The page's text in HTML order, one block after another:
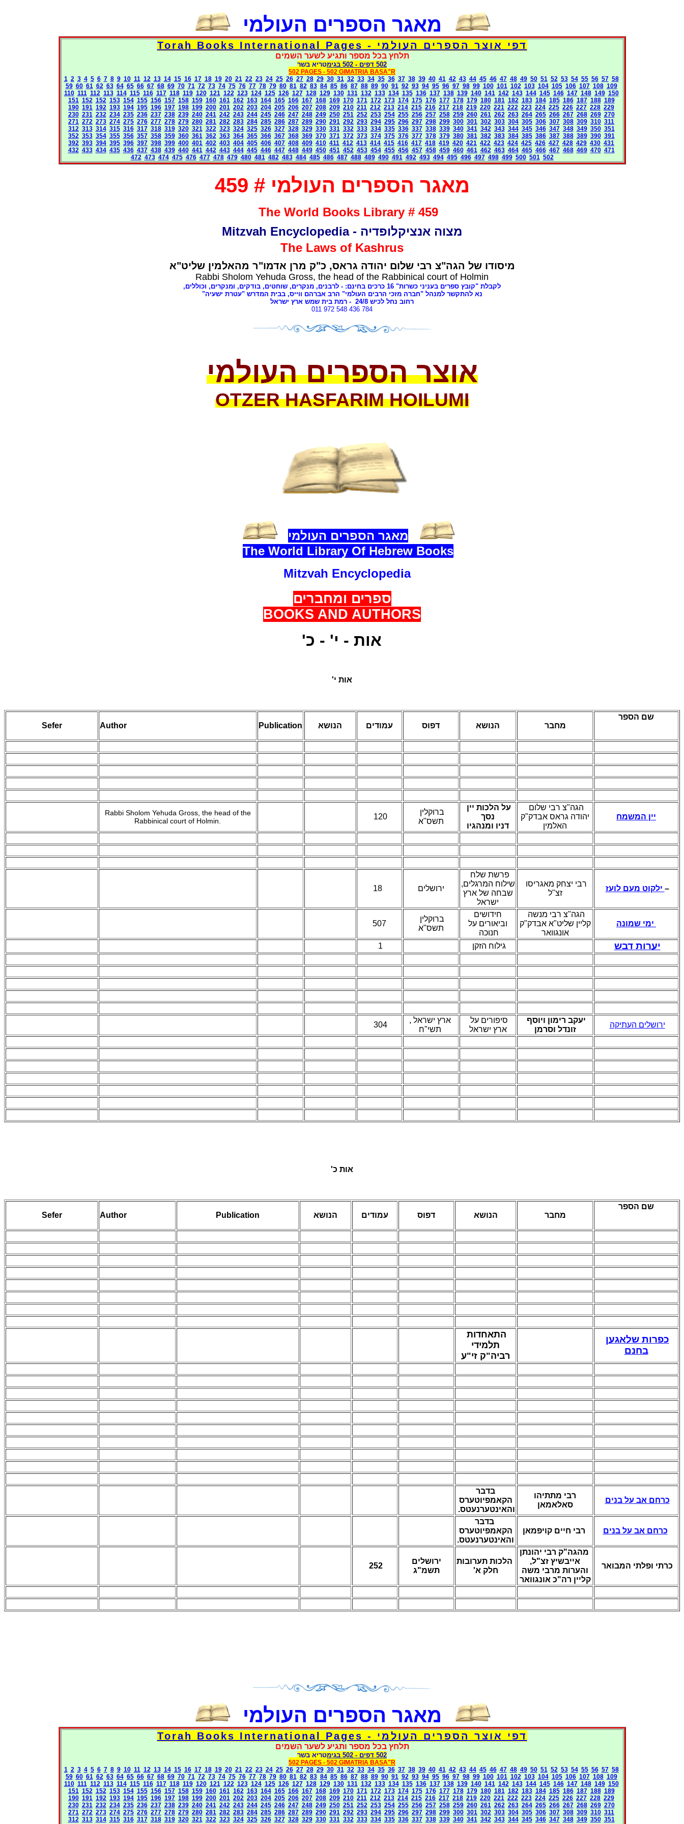
מאגר הספרים העולמי
דפי אוצר הספרים העולמי - Torah Books International Pages
תלחץ בכל מספר ותגיע לשער השמים
502 דפים - 502 בגימטריא בשר
502 PAGES - 502 GIMATRIA BASA"R
1 2 3 4 5 6 7 8 9 10 11 12 13 14 15 16 17 18 19 20 21 22 23 24 25 26 27 28 29 30 31 32 33 34 35 36 37 38 39 40 41 42 43 44 45 46 47 48 49 50 51 52 53 54 55 56 57 58
59 60 61 62 63 64 65 66 67 68 69 70 71 72 73 74 75 76 77 78 79 80 81 82 83 84 85 86 87 88 89 90 91 92 93 94 95 96 97 98 99 100 101 102 103 104 105 106 107 108 109
110 111 112 113 114 115 116 117 118 119 120 121 122 123 124 125 126 127 128 129 130 131 132 133 134 135 136 137 138 139 140 141 142 143 144 145 146 147 148 149 150
151 152 152 153 154 155 156 157 158 159 160 161 162 163 164 165 166 167 168 169 170 171 172 173 174 175 176 177 178 179 180 181 182 183 184 185 186 187 188 189
190 191 192 193 194 195 196 197 198 199 200 201 202 203 204 205 206 207 208 209 210 211 212 213 214 215 216 217 218 219 220 221 222 223 224 225 226 227 228 229
230 231 232 234 235 236 237 238 239 240 241 242 243 244 245 246 247 248 249 250 251 252 253 254 255 256 257 258 259 260 261 262 263 264 265 266 267 268 269 270
271 272 273 274 275 276 277 278 279 280 281 282 283 284 285 286 287 289 290 291 292 293 294 295 296 297 298 299 300 301 302 303 304 305 306 307 308 309 310 311
312 313 314 315 316 317 318 319 320 321 322 323 324 325 326 327 328 329 330 331 332 333 334 335 336 337 338 339 340 341 342 343 344 345 346 347 348 349 350 351
352 353 354 355 356 357 358 359 360 361 362 363 364 365 366 367 368 369 370 371 372 373 374 375 376 377 378 379 380 381 382 383 384 385 386 387 388 389 390 391
392 393 394 395 396 397 398 399 400 401 402 403 404 405 406 407 408 409 410 411 412 413 414 415 416 417 418 419 420 421 422 423 424 425 426 427 428 429 430 431
432 433 434 435 436 437 438 439 440 441 442 443 444 445 446 447 448 449 450 451 452 453 454 455 456 457 458 459 460 461 462 463 464 465 466 467 468 469 470 471
472 473 474 475 476 477 478 479 480 481 482 483 484 485 486 487 488 489 490 491 492 493 494 495 496 497 498 499 500 501 502
מאגר הספרים העולמי # 459
The World Books Library # 459
מצוה אנציקלופדיה - Mitzvah Encyclopedia
The Laws of Kashrus
מיסודו של הגה"צ רבי שלום יהודה גראס, כ"ק מרן אדמו"ר מהאלמין שליט"א
Rabbi Sholom Yehuda Gross, the head of the Rabbinical court of Holmin
לקבלת "קובץ ספרים בעניני כשרות" 16 כרכים בחינם: - לרבנים, מנקרים, שוחטים, בודקים, ומנקרים, וכוללים,
נא להתקשר למנהל "חברה מזכי הרבים העולמי" הרב אברהם ווייס, בבית המדרש "עטרת ישעיה"
רחוב נחל לכיש 24/ 8
- רמת בית שמש ארץ ישראל
011 972 548 436 784
אוצר הספרים העולמי
OTZERHASFARIMHOILUMI
מאגר הספרים העולמי
The World Library Of Hebrew Books
Mitzvah Encyclopedia
ספרים ומחברים
BOOKS AND AUTHORS
אות - י' - כ'
אות י'
Sefer Author Publication הנושא עמודים דפוס הנושא מחבר
שם הספר
Rabbi Sholom Yehuda Gross, the head of the
Rabbinical court of Holmin.
120
תשס"א
על הלכות יין
נסך
דניו ומנהגיו
יהודה גראס אבדק"ק
האלמין
יין המשמח
18 ירושלים
פרשת שלח
שילוח המרגלים,
שבחה של ארץ
ישראל
רבי יצחק מאגריסו
זצ"ל
ילקוט מעם לועז –
507
תשס"א
חידושים
וביאורים על
חנוכה
קליין שליט"א אבדק"ק
אונגוואר
ימי שמונה
1 גילוח הזקן יערות דבש
304
ארץ ישראל ,
תשי"ח
סיפורים על
ארץ ישראל
יעקב רימון ויוסף
זונדל וסרמן
ירושלים העתיקה
אות כ'
Sefer Author Publication הנושא עמודים דפוס הנושא מחבר
שם הספר
התאחדות
תלמידי
רביה"ק זי"ע
כפרות שלאגען
בחנם
בדבר
הקאמפיוטערס
והאינטערנעטס.
רבי מתתיהו
סאלאמאן
כרחם אב על בנים
בדבר
הקאמפיוטערס
והאינטערנעטס.
רבי חיים קויפמאן כרחם אב על בנים
252
ירושלים
תשמ"ג
הלכות תערובות
חלק א'
מהגה"ק רבי יהונתן
אייבשיץ זצ"ל,
והערות מרבי משה
קליין רה"כ אונגוואר
כרתי ופלתי המבואר
מאגר הספרים העולמי
דפי אוצר הספרים העולמי - Torah Books International Pages
תלחץ בכל מספר ותגיע לשער השמים
502 דפים - 502 בגימטריא בשר
502 PAGES - 502 GIMATRIA BASA"R
1 2 3 4 5 6 7 8 9 10 11 12 13 14 15 16 17 18 19 20 21 22 23 24 25 26 27 28 29 30 31 32 33 34 35 36 37 38 39 40 41 42 43 44 45 46 47 48 49 50 51 52 53 54 55 56 57 58
59 60 61 62 63 64 65 66 67 68 69 70 71 72 73 74 75 76 77 78 79 80 81 82 83 84 85 86 87 88 89 90 91 92 93 94 95 96 97 98 99 100 101 102 103 104 105 106 107 108 109
110 111 112 113 114 115 116 117 118 119 120 121 122 123 124 125 126 127 128 129 130 131 132 133 134 135 136 137 138 139 140 141 142 143 144 145 146 147 148 149 150
151 152 152 153 154 155 156 157 158 159 160 161 162 163 164 165 166 167 168 169 170 171 172 173 174 175 176 177 178 179 180 181 182 183 184 185 186 187 188 189
190 191 192 193 194 195 196 197 198 199 200 201 202 203 204 205 206 207 208 209 210 211 212 213 214 215 216 217 218 219 220 221 222 223 224 225 226 227 228 229
230 231 232 234 235 236 237 238 239 240 241 242 243 244 245 246 247 248 249 250 251 252 253 254 255 256 257 258 259 260 261 262 263 264 265 266 267 268 269 270
271 272 273 274 275 276 277 278 279 280 281 282 283 284 285 286 287 289 290 291 292 293 294 295 296 297 298 299 300 301 302 303 304 305 306 307 308 309 310 311
312 313 314 315 316 317 318 319 320 321 322 323 324 325 326 327 328 329 330 331 332 333 334 335 336 337 338 339 340 341 342 343 344 345 346 347 348 349 350 351